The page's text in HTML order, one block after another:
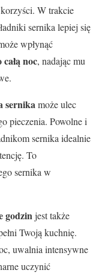
W trakcie
sernika lepiej się
wpłynąć
noc, nadając mu
sernika może ulec
pieczenia. Powolne i
sernika idealnie
To
sernika w
godzin jest także
Twoją kuchnię.
uwalnia intensywne
uczynić